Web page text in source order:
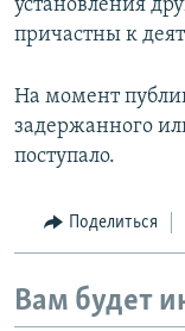
установления
причастны к
На момент
задержанного
поступало.
Поделиться
Вам будет